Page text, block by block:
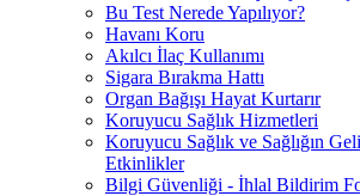
Bu Test Nerede Yapılıyor?
Havanı Koru
Akılcı İlaç Kullanımı
Sigara Bırakma Hattı
Organ Bağışı Hayat Kurtarır
Koruyucu Sağlık Hizmetleri
Koruyucu Sağlık ve Sağlığın
Etkinlikler
Bilgi Güvenliği - İhlal Bildirim